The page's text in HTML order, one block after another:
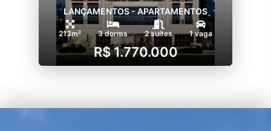
LANÇAMENTOS - APARTAMENTOS
213m² 3 dorms 2 suítes 1 vaga
R$ 1.770.000